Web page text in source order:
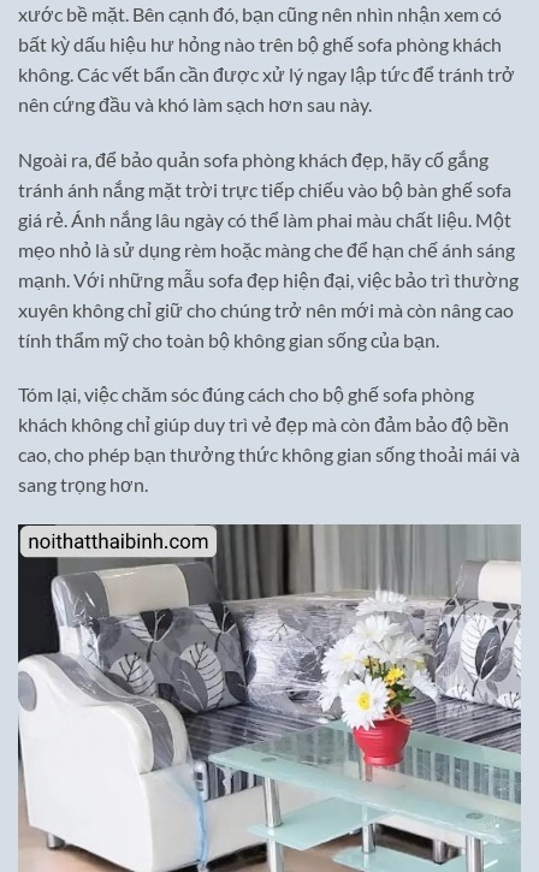
xước bề mặt. Bên cạnh đó, bạn cũng nên nhìn nhận xem có
bất kỳ dấu hiệu hư hỏng nào trên bộ ghế sofa phòng khách
không. Các vết bẩn cần được xử lý ngay lập tức để tránh trở
nên cứng đầu và khó làm sạch hơn sau này.
Ngoài ra, để bảo quản sofa phòng khách đẹp, hãy cố gắng
tránh ánh nắng mặt trời trực tiếp chiếu vào bộ bàn ghế sofa
giá rẻ. Ánh nắng lâu ngày có thể làm phai màu chất liệu. Một
mẹo nhỏ là sử dụng rèm hoặc màng che để hạn chế ánh sáng
mạnh. Với những mẫu sofa đẹp hiện đại, việc bảo trì thường
xuyên không chỉ giữ cho chúng trở nên mới mà còn nâng cao
tính thẩm mỹ cho toàn bộ không gian sống của bạn.
Tóm lại, việc chăm sóc đúng cách cho bộ ghế sofa phòng
khách không chỉ giúp duy trì vẻ đẹp mà còn đảm bảo độ bền
cao, cho phép bạn thưởng thức không gian sống thoải mái và
sang trọng hơn.